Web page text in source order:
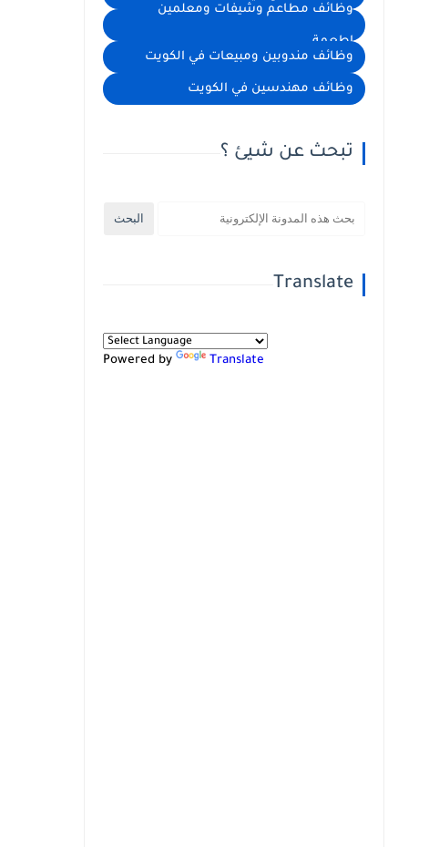
وظائف مطاعم وشيفات ومعلمين
اطعمة
وظائف مندوبين ومبيعات في الكويت
وظائف مهندسين في الكويت
تبحث عن شيئ ؟
Translate
Powered by Translate